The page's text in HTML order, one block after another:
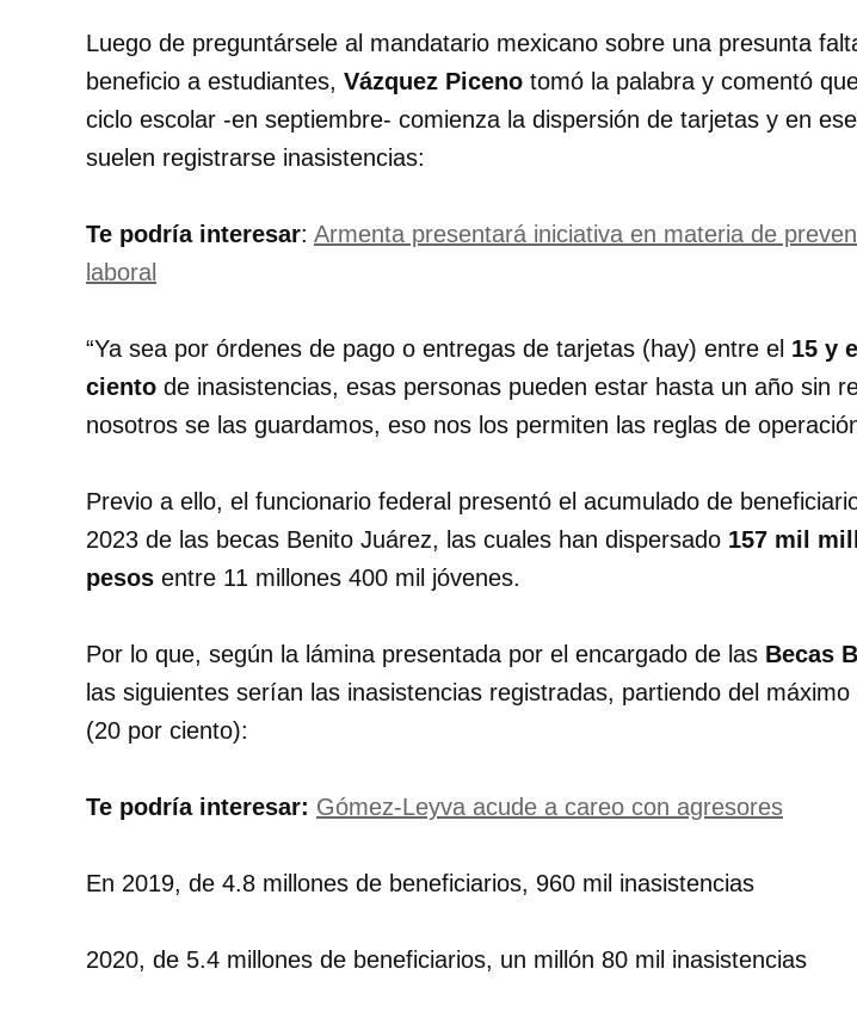
Luego de preguntársele al mandatario mexicano sobre una presunta
beneficio a estudiantes, Vázquez Piceno tomó la palabra y comentó
ciclo escolar -en septiembre- comienza la dispersión de tarjetas y en
suelen registrarse inasistencias:
Te podría interesar: Armenta presentará iniciativa en materia de
laboral
“Ya sea por órdenes de pago o entregas de tarjetas (hay) entre el 15 y
ciento de inasistencias, esas personas pueden estar hasta un año sin
nosotros se las guardamos, eso nos los permiten las reglas de
Previo a ello, el funcionario federal presentó el acumulado de
2023 de las becas Benito Juárez, las cuales han dispersado 157 mil
pesos entre 11 millones 400 mil jóvenes.
Por lo que, según la lámina presentada por el encargado de las Becas
las siguientes serían las inasistencias registradas, partiendo del
(20 por ciento):
Te podría interesar: Gómez-Leyva acude a careo con agresores
En 2019, de 4.8 millones de beneficiarios, 960 mil inasistencias
2020, de 5.4 millones de beneficiarios, un millón 80 mil inasistencias